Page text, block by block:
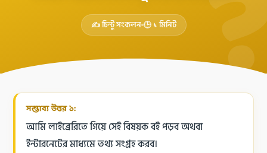
✍️ চিন্টু সংকলন 🕒 ১ মিনিট
সম্ভাব্য উত্তর ১:
আমি লাইব্রেরিতে গিয়ে সেই বিষয়ক বই পড়ব অথবা
ইন্টারনেটের মাধ্যমে তথ্য সংগ্রহ করব।